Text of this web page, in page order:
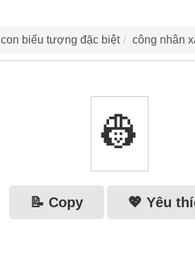
Icon biểu tượng đặc biệt công nhân
👷‍
📝 Copy 💖 Yêu